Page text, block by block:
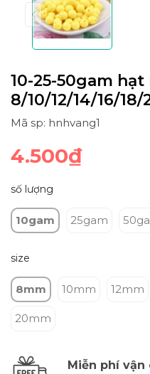
10-25-50gam
8/10/12/14/16/
Mã sp: hnhvang1
4.500₫
số lượng
10gam 25gam
size
8mm 10mm 12mm
20mm
Miễn phí vận